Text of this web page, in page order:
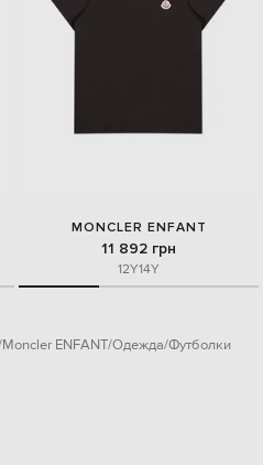
MONCLER ENFANT
11 892 грн
12Y14Y
Moncler ENFANT Одежда Футболки